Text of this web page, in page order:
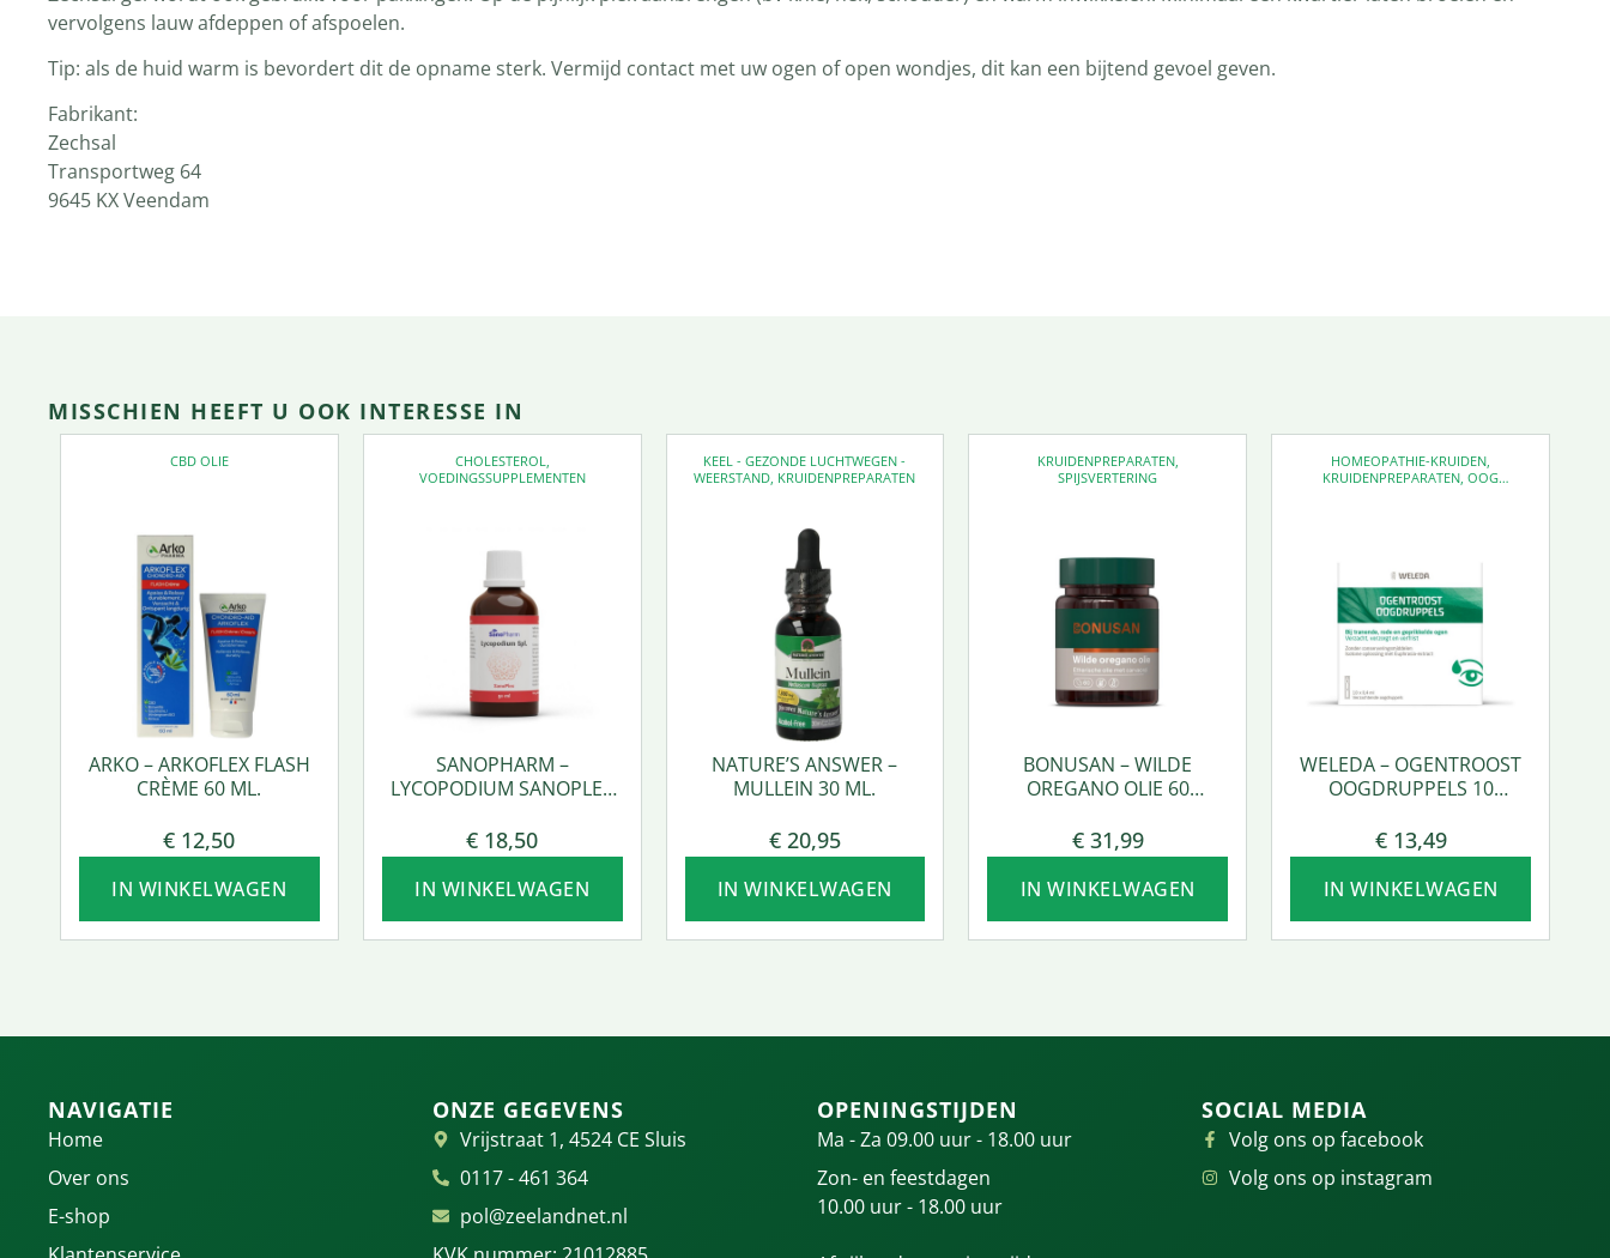
vervolgens lauw afdeppen of afspoelen.
Tip: als de huid warm is bevordert dit de opname sterk. Vermijd contact met uw ogen of open wondjes, dit kan een bijtend gevoel geven.
Fabrikant:
Zechsal
Transportweg 64
9645 KX Veendam
MISSCHIEN HEEFT U OOK INTERESSE IN
CBD OLIE
ARKO – ARKOFLEX FLASH
CRÈME 60 ML.
€ 12,50
IN WINKELWAGEN
CHOLESTEROL
VOEDINGSSUPPLEMENTEN
SANOPHARM –
LYCOPODIUM SANOPLEX
€ 18,50
IN WINKELWAGEN
KEEL - GEZONDE LUCHTWEGEN -
WEERSTAND KRUIDENPREPARATEN
NATURE’S ANSWER –
MULLEIN 30 ML.
€20,95
IN WINKELWAGEN
KRUIDENPREPARATEN,
SPIJSVERTERING
BONUSAN – WILDE
OREGANO OLIE 60
€31,99
IN WINKELWAGEN
HOMEOPATHIE-KRUIDEN
KRUIDENPREPARATEN ,OOG
WELEDA – OGENTROOST
OOGDRUPPELS 10
€13,49
IN WINKELWAGEN
NAVIGATIE
Home
Over ons
E-shop
ONZE GEGEVENS
Vrijstraat 1, 4524 CE Sluis
0117 - 461 364
pol@zeelandnet.nl
OPENINGSTIJDEN
Ma - Za 09.00 uur - 18.00 uur
Zon- en feestdagen
10.00 uur - 18.00 uur
SOCIAL MEDIA
Volg ons op facebook
Volg ons op instagram